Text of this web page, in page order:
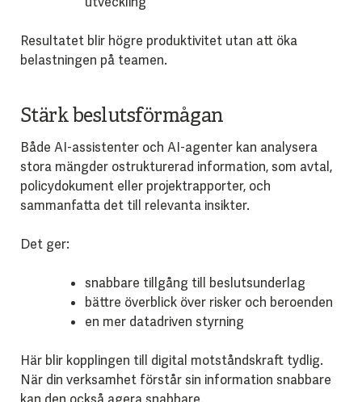
Resultatet blir högre produktivitet utan att öka
belastningen på teamen.
Stärk beslutsförmågan
Både AI-assistenter och AI-agenter kan analysera
stora mängder ostrukturerad information, som avtal,
policydokument eller projektrapporter, och
sammanfatta det till relevanta insikter.
Det ger:
snabbare tillgång till beslutsunderlag
bättre överblick över risker och beroenden
en mer datadriven styrning
Här blir kopplingen till digital motståndskraft tydlig.
När din verksamhet förstår sin information snabbare